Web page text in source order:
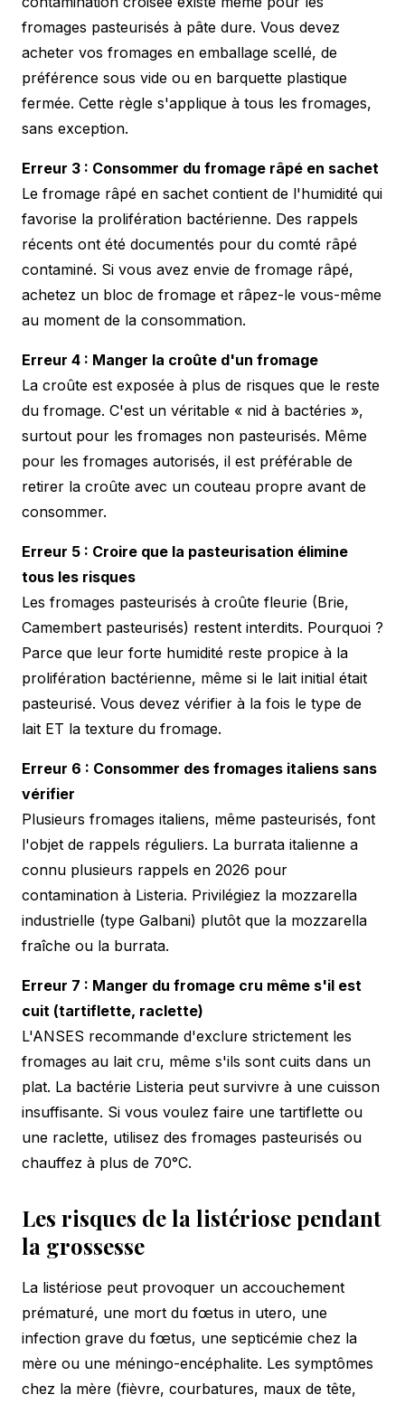
fromages pasteurisés à pâte dure. Vous devez
acheter vos fromages en emballage scellé, de
préférence sous vide ou en barquette plastique
fermée. Cette règle s'applique à tous les fromages,
sans exception.
Erreur 3 : Consommer du fromage râpé en sachet
Le fromage râpé en sachet contient de l'humidité qui
favorise la prolifération bactérienne. Des rappels
récents ont été documentés pour du comté râpé
contaminé. Si vous avez envie de fromage râpé,
achetez un bloc de fromage et râpez-le vous-même
au moment de la consommation.
Erreur 4 : Manger la croûte d'un fromage
La croûte est exposée à plus de risques que le reste
du fromage. C'est un véritable « nid à bactéries »,
surtout pour les fromages non pasteurisés. Même
pour les fromages autorisés, il est préférable de
retirer la croûte avec un couteau propre avant de
consommer.
Erreur 5 : Croire que la pasteurisation élimine
tous les risques
Les fromages pasteurisés à croûte fleurie (Brie,
Camembert pasteurisés) restent interdits. Pourquoi ?
Parce que leur forte humidité reste propice à la
prolifération bactérienne, même si le lait initial était
pasteurisé. Vous devez vérifier à la fois le type de
lait ET la texture du fromage.
Erreur 6 : Consommer des fromages italiens sans
vérifier
Plusieurs fromages italiens, même pasteurisés, font
l'objet de rappels réguliers. La burrata italienne a
connu plusieurs rappels en 2026 pour
contamination à Listeria. Privilégiez la mozzarella
industrielle (type Galbani) plutôt que la mozzarella
fraîche ou la burrata.
Erreur 7 : Manger du fromage cru même s'il est
cuit (tartiflette, raclette)
L'ANSES recommande d'exclure strictement les
fromages au lait cru, même s'ils sont cuits dans un
plat. La bactérie Listeria peut survivre à une cuisson
insuffisante. Si vous voulez faire une tartiflette ou
une raclette, utilisez des fromages pasteurisés ou
chauffez à plus de 70°C.
Les risques de la listériose pendant
la grossesse
La listériose peut provoquer un accouchement
prématuré, une mort du fœtus in utero, une
infection grave du fœtus, une septicémie chez la
mère ou une méningo-encéphalite. Les symptômes
chez la mère (fièvre, courbatures, maux de tête,